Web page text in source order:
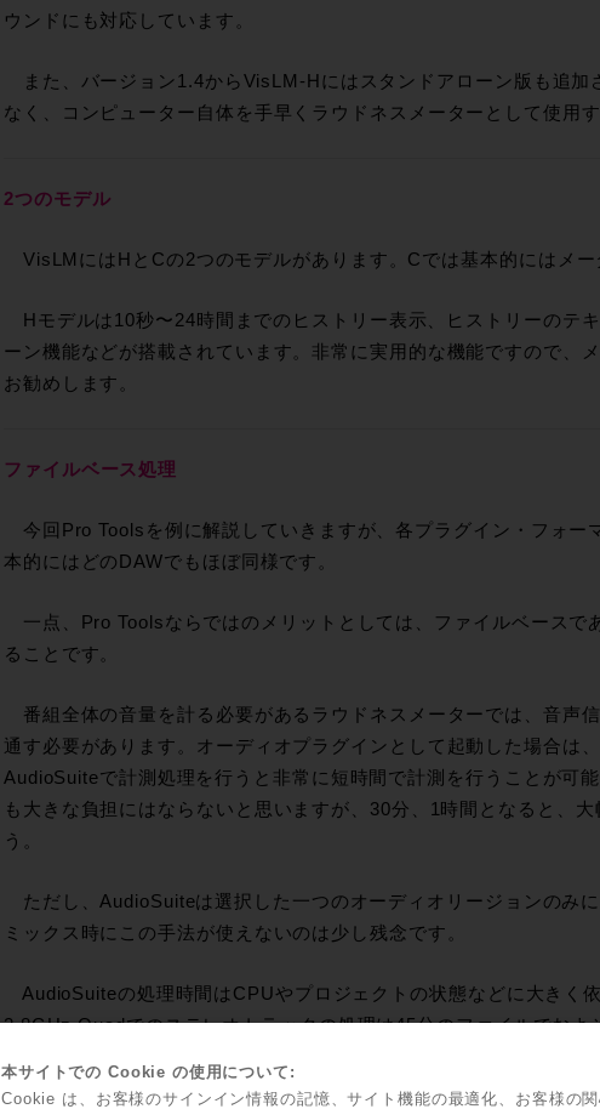
ウンドにも対応しています。
また、バージョン1.4からVisLM-Hにはスタンドアローン版も追加
なく、コンピューター自体を手早くラウドネスメーターとして使用
2つのモデル
VisLMにはHとCの2つのモデルがあります。Cでは基本的にはメ
Hモデルは10秒〜24時間までのヒストリー表示、ヒストリーのテ
ーン機能などが搭載されています。非常に実用的な機能ですので、
お勧めします。
ファイルベース処理
今回Pro Toolsを例に解説していきますが、各プラグイン・フォー
本的にはどのDAWでもほぼ同様です。
一点、Pro Toolsならではのメリットとしては、ファイルベースで
ることです。
番組全体の音量を計る必要があるラウドネスメーターでは、音声
通す必要があります。オーディオプラグインとして起動した場合は
AudioSuiteで計測処理を行うと非常に短時間で計測を行うことが可
も大きな負担にはならないと思いますが、30分、1時間となると、
う。
ただし、AudioSuiteは選択した一つのオーディオリージョンのみ
ミックス時にこの手法が使えないのは少し残念です。
AudioSuiteの処理時間はCPUやプロジェクトの状態などに大きく
2.8GHz Quadでのステレオトラックの処理は45分のファイルでおよ
残念ながら、現状ではファイルベース処理が行えるのはPro Tools
本サイトでの Cookie の使用について:
Cookie は、お客様のサインイン情報の記憶、サイト機能の最適化、お客様の